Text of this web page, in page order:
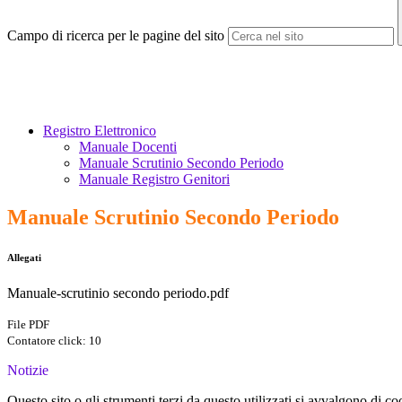
Campo di ricerca per le pagine del sito
Registro Elettronico
Manuale Docenti
Manuale Scrutinio Secondo Periodo
Manuale Registro Genitori
Manuale Scrutinio Secondo Periodo
Allegati
Manuale-scrutinio secondo periodo.pdf
File PDF
Contatore click: 10
Notizie